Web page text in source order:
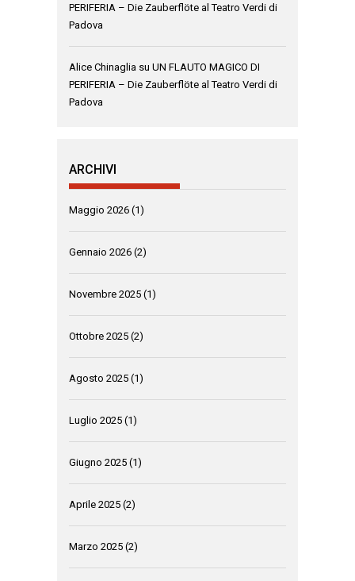
PERIFERIA – Die Zauberflöte al Teatro Verdi di
Padova
Alice Chinaglia su UN FLAUTO MAGICO DI
PERIFERIA – Die Zauberflöte al Teatro Verdi di
Padova
ARCHIVI
Maggio 2026 (1)
Gennaio 2026 (2)
Novembre 2025 (1)
Ottobre 2025 (2)
Agosto 2025 (1)
Luglio 2025 (1)
Giugno 2025 (1)
Aprile 2025 (2)
Marzo 2025 (2)